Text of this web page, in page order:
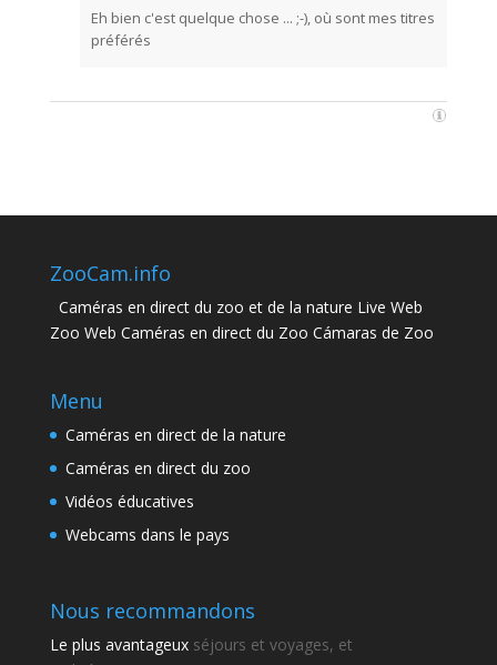
Eh bien c'est quelque chose ... ;-), où sont mes titres
préférés
ZooCam.info
Caméras en direct du zoo et de la nature Live Web
Zoo Web Caméras en direct du Zoo Cámaras de Zoo
Menu
Caméras en direct de la nature
Caméras en direct du zoo
Vidéos éducatives
Webcams dans le pays
Nous recommandons
Le plus avantageux séjours et voyages, et